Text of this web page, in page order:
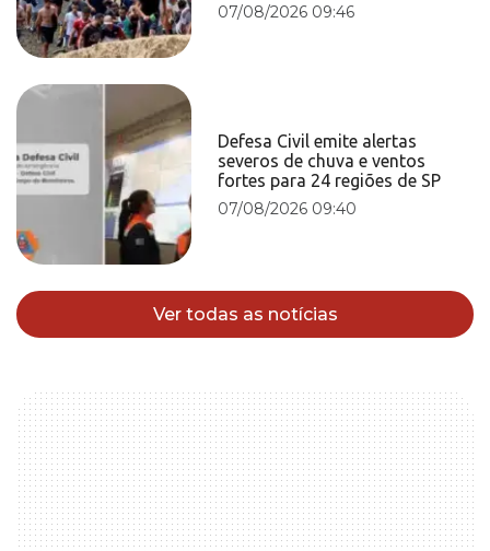
07/08/2026 09:46
Defesa Civil emite alertas
severos de chuva e ventos
fortes para 24 regiões de SP
07/08/2026 09:40
Ver todas as notícias